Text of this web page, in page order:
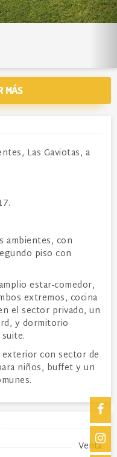
MÁS
Las Gaviotas, a
ambientes, con
piso con
estar-comedor,
extremos, cocina
el sector privado, un
y dormitorio
con sector de
niños, buffet y un
Venta